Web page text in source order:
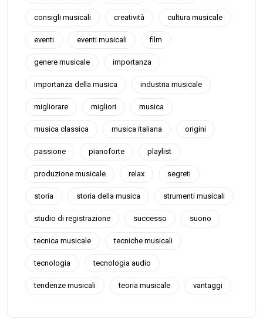
consigli musicali creatività cultura musicale
eventi eventi musicali film
genere musicale importanza
importanza della musica industria musicale
migliorare migliori musica
musica classica musica italiana origini
passione pianoforte playlist
produzione musicale relax segreti
storia storia della musica strumenti musicali
studio di registrazione successo suono
tecnica musicale tecniche musicali
tecnologia tecnologia audio
tendenze musicali teoria musicale vantaggi